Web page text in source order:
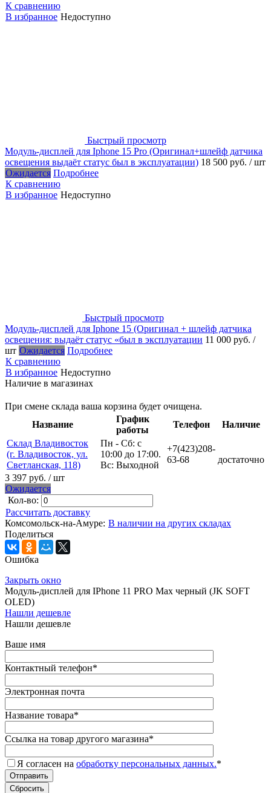
К сравнению
В избранное Недоступно
Быстрый просмотр
Модуль-дисплей для Iphone 15 Pro (Оригинал+шлейф датчика
освещения выдаёт статус был в эксплуатации) 18 500 руб. / шт
Ожидается Подробнее
К сравнению
В избранное Недоступно
Быстрый просмотр
Модуль-дисплей для Iphone 15 (Оригинал + шлейф датчика
освещения: выдаёт статус «был в эксплуатации 11 000 руб. /
шт Ожидается Подробнее
К сравнению
В избранное Недоступно
Наличие в магазинах
При смене склада ваша корзина будет очищена.
Название
График
работы
Телефон
Наличие
Склад Владивосток
(г. Владивосток, ул.
Светланская, 118)
Пн - Сб: с
10:00 до 17:00.
Вс: Выходной
+7(423)208-
63-68
достаточно
3 397 руб. / шт
Ожидается
Кол-во:
Рассчитать доставку
Комсомольск-на-Амуре: В наличии на других складах
Поделиться
Ошибка
Закрыть окно
Модуль-дисплей для IPhone 11 PRO Max черный (JK SOFT
OLED)
Нашли дешевле
Нашли дешевле
Ваше имя
Контактный телефон*
Электронная почта
Название товара*
Ссылка на товар другого магазина*
Я согласен на обработку персональных данных.*